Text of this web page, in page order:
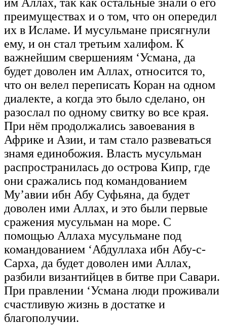
преимуществах и о том, что он опередил
их в Исламе. И мусульмане присягнули
ему, и он стал третьим халифом. К
важнейшим свершениям ‘Усмана, да
будет доволен им Аллах, относится то,
что он велел переписать Коран на одном
диалекте, а когда это было сделано, он
разослал по одному свитку во все края.
При нём продолжались завоевания в
Африке и Азии, и там стало развеваться
знамя единобожия. Власть мусульман
распространилась до острова Кипр, где
они сражались под командованием
Му’авии ибн Абу Суфьяна, да будет
доволен ими Аллах, и это были первые
сражения мусульман на море. С
помощью Аллаха мусульмане под
командованием ‘Абдуллаха ибн Абу-с-
Сарха, да будет доволен ими Аллах,
разбили византийцев в битве при Савари.
При правлении ‘Усмана люди проживали
счастливую жизнь в достатке и
благополучии.